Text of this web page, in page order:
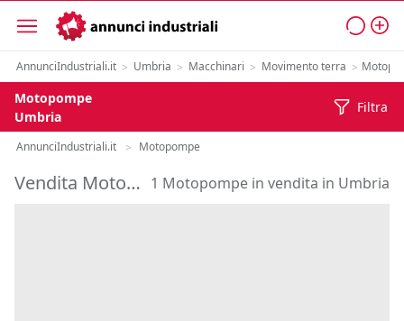
AnnunciIndustriali.it > Umbria > Macchinari > Movimento terra >
Motopompe
Umbria
Filtra
AnnunciIndustriali.it > Motopompe
Vendita Motopompe in Umbria 1 Motopompe in vendita in Umbria